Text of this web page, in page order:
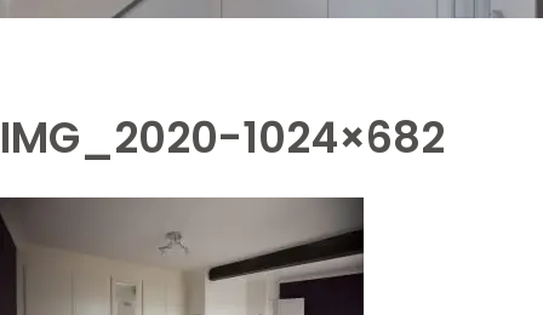
IMG_2020-1024×682